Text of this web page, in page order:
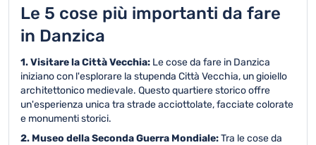
Le 5 cose più importanti da fare
in Danzica
1. Visitare la Città Vecchia: Le cose da fare in Danzica
iniziano con l'esplorare la stupenda Città Vecchia, un gioiello
architettonico medievale. Questo quartiere storico offre
un'esperienza unica tra strade acciottolate, facciate colorate
e monumenti storici.
2. Museo della Seconda Guerra Mondiale:Tra le cose da